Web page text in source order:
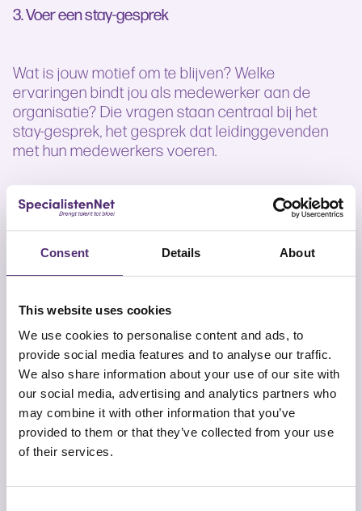
Consent Details About
This website uses cookies
We use cookies to personalise content and ads, to
provide social media features and to analyse our traffic.
We also share information about your use of our site with
our social media, advertising and analytics partners who
may combine it with other information that you’ve
provided to them or that they’ve collected from your use
of their services.
3. Voer een stay-gesprek
Wat is jouw motief om te blijven? Welke
ervaringen bindt jou als medewerker aan de
organisatie? Die vragen staan centraal bij het
stay-gesprek, het gesprek dat leidinggevenden
met hun medewerkers voeren.
Zelfs de meest presterende, energieke
medewerkers kunnen door alledaagse
ervaringen ontmoedigd raken met onverwacht
vertrek als gevolg. Onderzoek toont aan dat meer
dat hun manager of organisatie het vertrek had
kunnen voorkomen. Hoewel managers niet
iedereen kunnen behouden, kunnen ze hun
retentiepercentage wel verbeteren, aldus
Christopher Littlefield – TEDX-spreker en oprichter
van arbeidsorganisatie bedrijf Beyond Thank You.
Hij pleit voor kwartaalgesprekken – ook wel stay-